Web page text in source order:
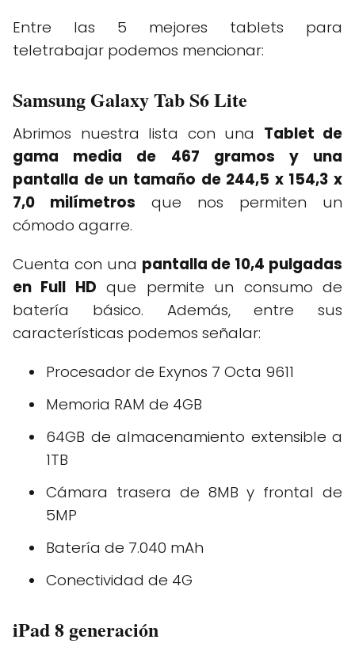
Entre las 5 mejores tablets para
teletrabajar podemos mencionar:
Samsung Galaxy Tab S6 Lite
Abrimos nuestra lista con una Tablet de
gama media de 467 gramos y una
pantalla de un tamaño de 244,5 x 154,3 x
7,0 milímetros que nos permiten un
cómodo agarre.
Cuenta con una pantalla de 10,4 pulgadas
en Full HD que permite un consumo de
batería básico. Además, entre sus
características podemos señalar:
Procesador de Exynos 7 Octa 9611
Memoria RAM de 4GB
64GB de almacenamiento extensible a
1TB
Cámara trasera de 8MB y frontal de
5MP
Batería de 7.040 mAh
Conectividad de 4G
iPad 8 generación